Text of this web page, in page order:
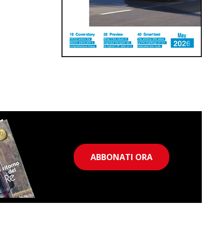
ABBONATI ORA